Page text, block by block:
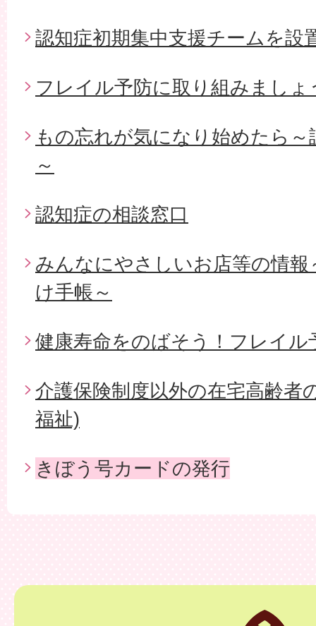
認知症初期集中支援チームを設
フレイル予防に取り組みましょ
もの忘れが気になり始めたら
～
認知症の相談窓口
みんなにやさしいお店等の情
け手帳～
健康寿命をのばそう！フレイル
介護保険制度以外の在宅高齢者
福祉)
きぼう号カードの発行